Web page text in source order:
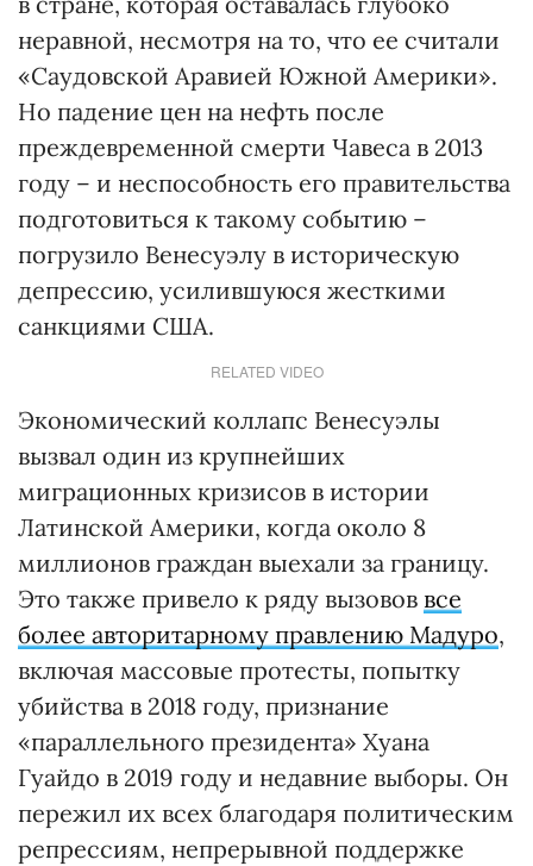
неравной, несмотря на то, что ее считали
«Саудовской Аравией Южной Америки».
Но падение цен на нефть после
преждевременной смерти Чавеса в 2013
году – и неспособность его правительства
подготовиться к такому событию –
погрузило Венесуэлу в историческую
депрессию, усилившуюся жесткими
санкциями США.
RELATED VIDEO
Экономический коллапс Венесуэлы
вызвал один из крупнейших
миграционных кризисов в истории
Латинской Америки, когда около 8
миллионов граждан выехали за границу.
Это также привело к ряду вызовов все
более авторитарному правлению Мадуро,
включая массовые протесты, попытку
убийства в 2018 году, признание
«параллельного президента» Хуана
Гуайдо в 2019 году и недавние выборы. Он
пережил их всех благодаря политическим
репрессиям, непрерывной поддержке